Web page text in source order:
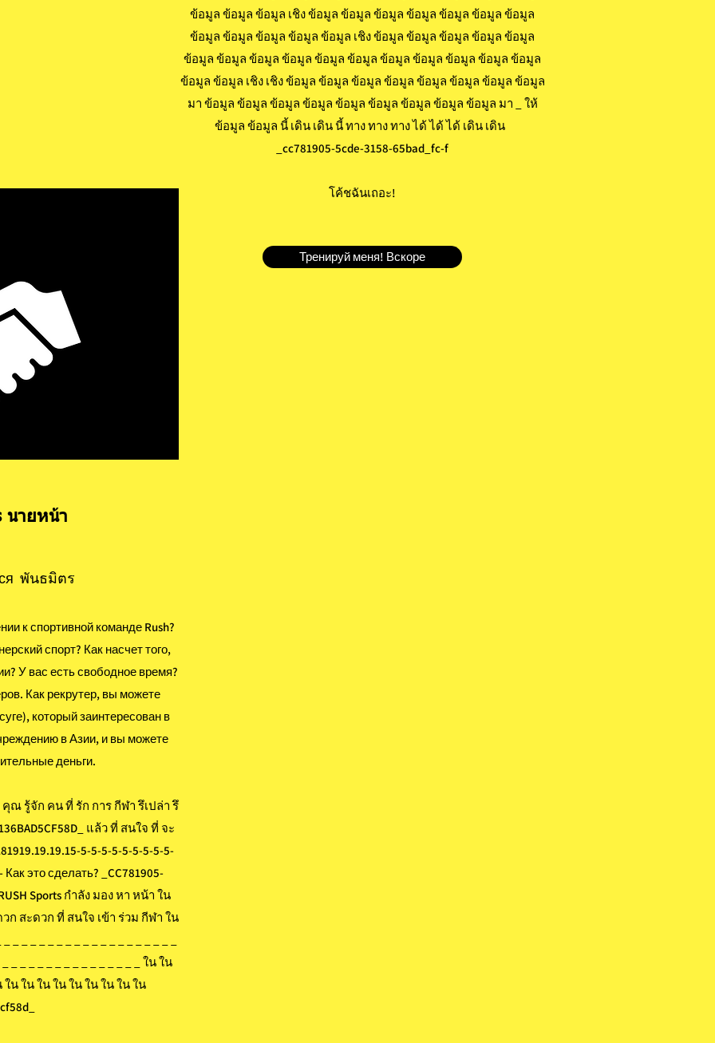
นายหน้า
พันธมิตร
к спортивной команде Rush?
спорт? Как насчет того,
У вас есть свободное время?
Как рекрутер, вы можете
который заинтересован в
в Азии, и вы можете
деньги.
ณ รู้จัก คน ที่ รัก การ กีฬา รึเปล่า รึ
แล้ว ที่ สนใจ ที่ จะ
5-5-5-5-5-5-5-5-5-
это сделать? _CC781905-
Sports กำลัง มอง หา หน้า ใน
สะดวก ที่ สนใจ เข้า ร่วม กีฬา ใน
_ _ _ _ _ _ _ _ _ _ _ _ _ _ _ _ _ _
_ _ _ _ _ _ _ _ _ _ _ _ _ _ _ _ ใน ใน
น ใน ใน ใน ใน ใน ใน ใน ใน
ข้อมูล ข้อมูล ข้อมูล เชิง ข้อมูล ข้อมูล ข้อมูล ข้อมูล ข้อมูล ข้อมูล ข้อมูล
ข้อมูล ข้อมูล ข้อมูล ข้อมูล ข้อมูล เชิง ข้อมูล ข้อมูล ข้อมูล ข้อมูล ข้อมูล
ข้อมูล ข้อมูล ข้อมูล ข้อมูล ข้อมูล ข้อมูล ข้อมูล ข้อมูล ข้อมูล ข้อมูล ข้อมูล
ข้อมูล ข้อมูล เชิง เชิง ข้อมูล ข้อมูล ข้อมูล ข้อมูล ข้อมูล ข้อมูล ข้อมูล ข้อมูล
มา ข้อมูล ข้อมูล ข้อมูล ข้อมูล ข้อมูล ข้อมูล ข้อมูล ข้อมูล ข้อมูล มา _ ให้
ข้อมูล ข้อมูล นี้ เดิน เดิน นี้ ทาง ทาง ทาง ได้ ได้ ได้ เดิน เดิน
_cc781905-5cde-3158-65bad_fc-f
โค้ชฉันเถอะ!
Тренируй меня! Вскоре